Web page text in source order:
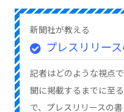
新聞社が教える
プレスリリー
記者はどのような視点
聞に掲載するまでに至
で、プレスリリースの